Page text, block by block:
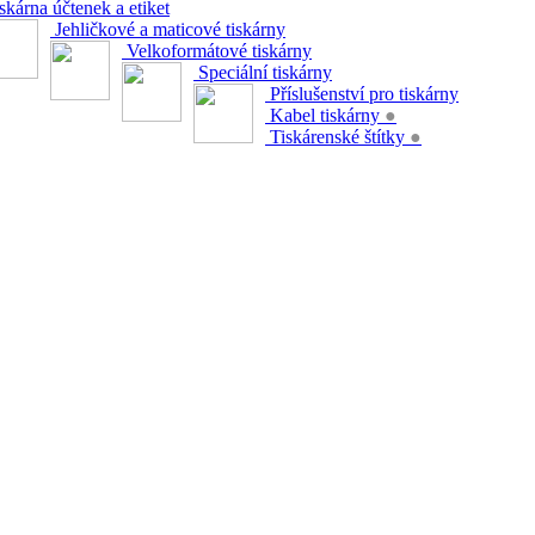
účtenek a etiket
Jehličkové a maticové tiskárny
Velkoformátové tiskárny
Speciální tiskárny
Příslušenství pro tiskárny
Kabel tiskárny ●
Tiskárenské štítky ●